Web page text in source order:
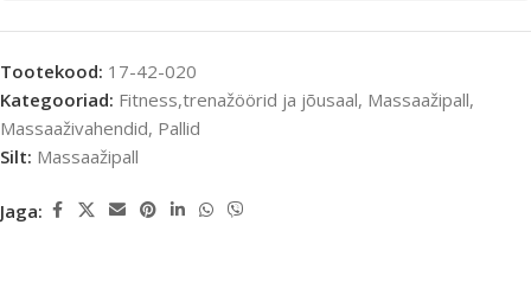
Tootekood: 17-42-020
Kategooriad: Fitness,trenažöörid ja jõusaal, Massaažipall,
Massaaživahendid, Pallid
Silt: Massaažipall
Jaga: